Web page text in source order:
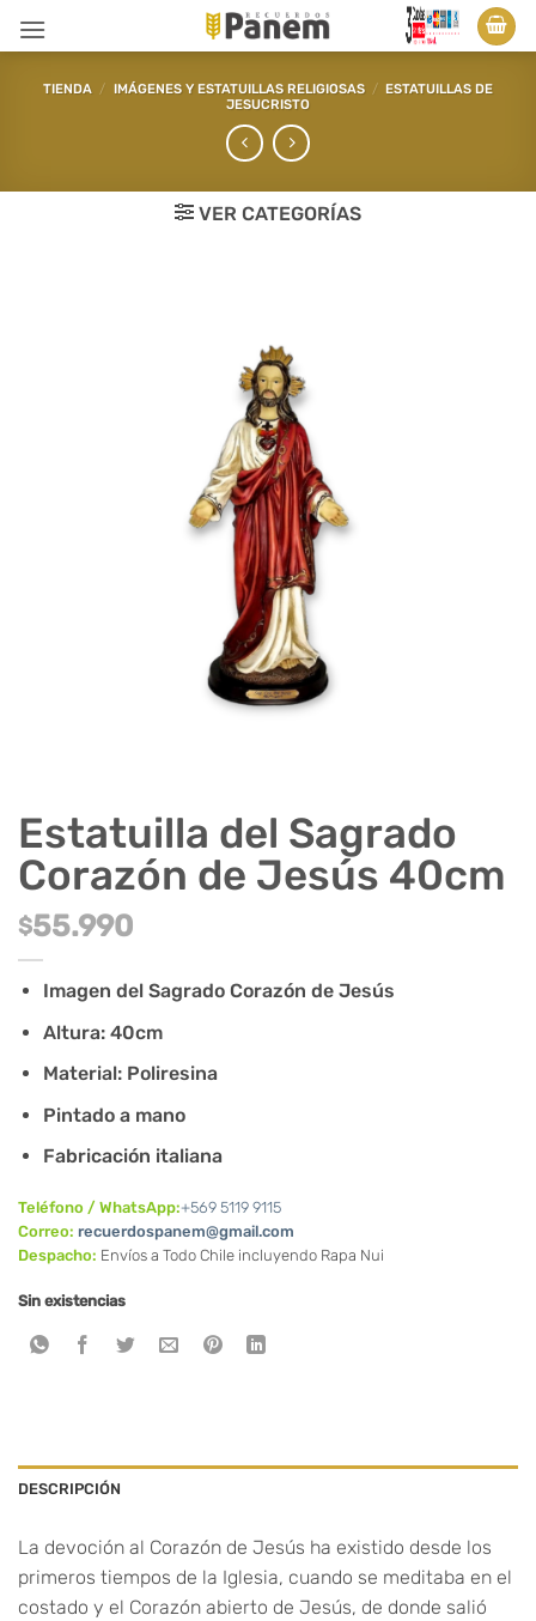
TIENDA / IMÁGENES Y ESTATUILLAS RELIGIOSAS / ESTATUILLAS DE
JESUCRISTO
VER CATEGORÍAS
Estatuilla del Sagrado
Corazón de Jesús 40cm
$55.990
Imagen del Sagrado Corazón de Jesús
Altura: 40cm
Material: Poliresina
Pintado a mano
Fabricación italiana
Teléfono / WhatsApp:+569 5119 9115
Correo: recuerdospanem@gmail.com
Despacho: Envíos a Todo Chile incluyendo Rapa Nui
Sin existencias
DESCRIPCIÓN
La devoción al Corazón de Jesús ha existido desde los
primeros tiempos de la Iglesia, cuando se meditaba en el
costado y el Corazón abierto de Jesús, de donde salió